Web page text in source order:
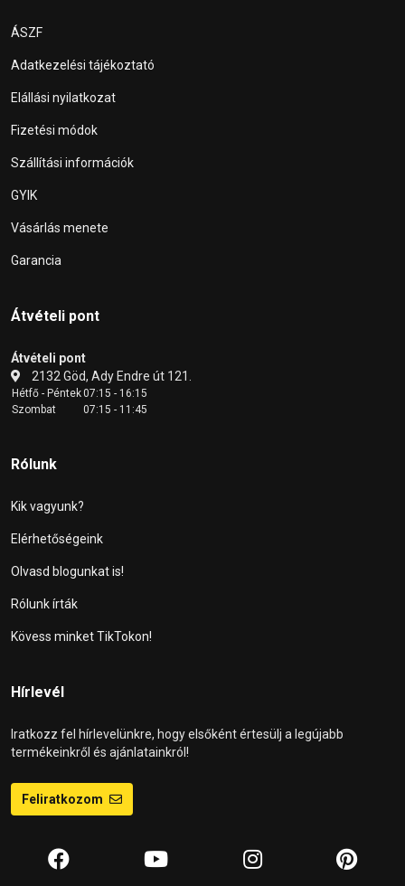
ÁSZF
Adatkezelési tájékoztató
Elállási nyilatkozat
Fizetési módok
Szállítási információk
GYIK
Vásárlás menete
Garancia
Átvételi pont
Átvételi pont
2132 Göd, Ady Endre út 121.
Hétfő - Péntek07:15 - 16:15
Szombat
07:15 - 11:45
Rólunk
Kik vagyunk?
Elérhetőségeink
Olvasd blogunkat is!
Rólunk írták
Kövess minket TikTokon!
Hírlevél
Iratkozz fel hírlevelünkre, hogy elsőként értesülj a legújabb
termékeinkről és ajánlatainkról!
Feliratkozom